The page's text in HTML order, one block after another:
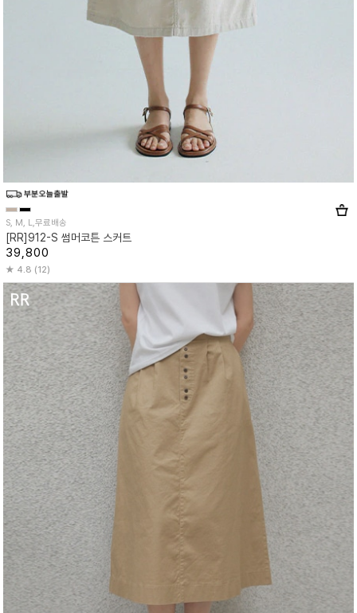
S, M, L,무료배송
[RR]912-S 썸머코튼 스커트
39,800
4.8 (12)